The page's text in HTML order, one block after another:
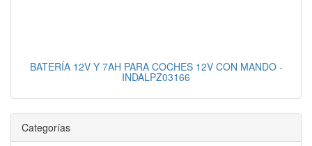
BATERÍA 12V Y 7AH PARA COCHES 12V CON MANDO -
INDALPZ03166
Categorías